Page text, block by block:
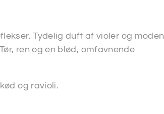
Tydelig duft af violer og moden
ren og en blød, omfavnende
og ravioli.